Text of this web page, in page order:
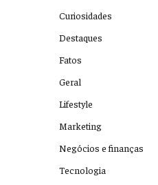
Curiosidades
Destaques
Fatos
Geral
Lifestyle
Marketing
Negócios e finanças
Tecnologia